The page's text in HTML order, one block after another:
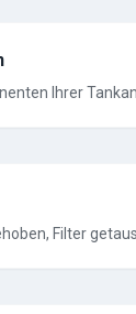
Ihrer
Filter